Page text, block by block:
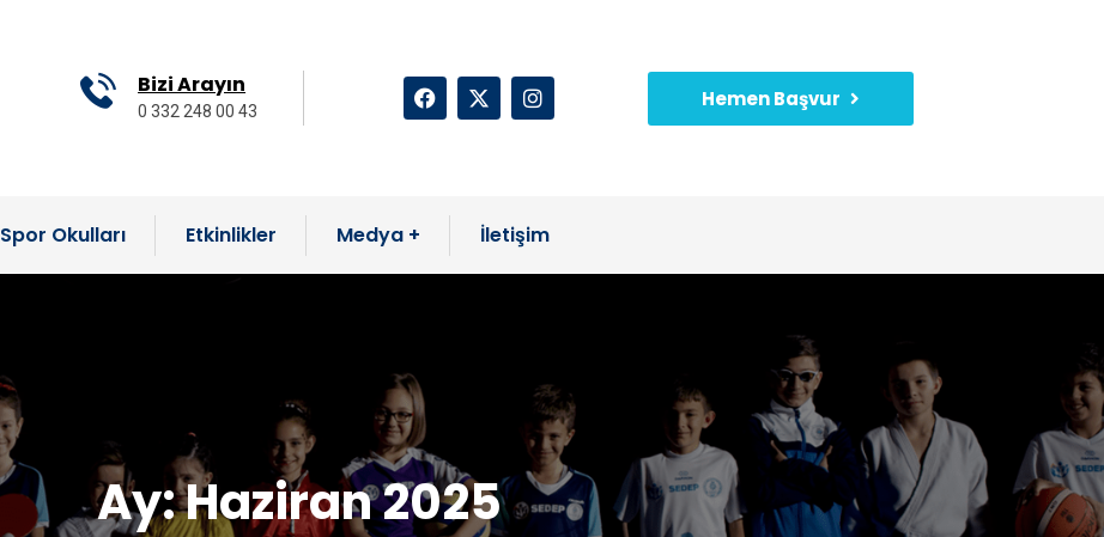
Bizi Arayın
0 332 248 00 43 Hemen Başvur
Spor Okulları Etkinlikler Medya İletişim
Ay:Haziran 2025